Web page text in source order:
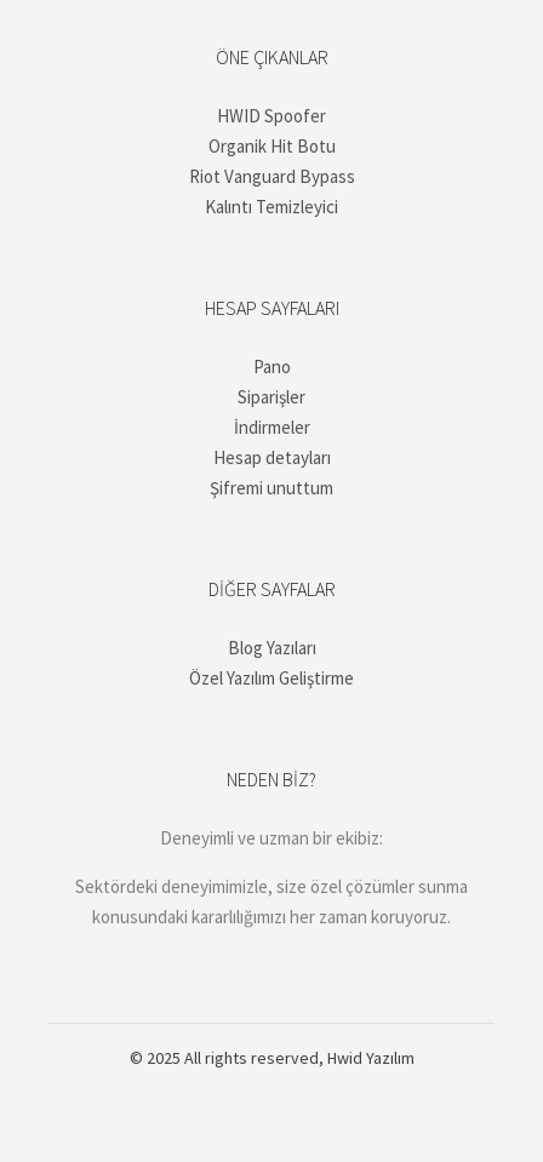
ÖNE ÇIKANLAR
HWID Spoofer
Organik Hit Botu
Riot Vanguard Bypass
Kalıntı Temizleyici
HESAP SAYFALARI
Pano
Siparişler
İndirmeler
Hesap detayları
Şifremi unuttum
DIĞER SAYFALAR
Blog Yazıları
Özel Yazılım Geliştirme
NEDEN BIZ?
Deneyimli ve uzman bir ekibiz:
Sektördeki deneyimimizle, size özel çözümler sunma
konusundaki kararlılığımızı her zaman koruyoruz.
© 2025 All rights reserved, Hwid Yazılım